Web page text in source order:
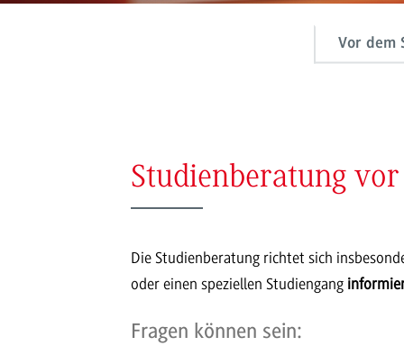
Vor dem
Studienberatung
Die Studienberatung richtet sich
oder einen speziellen Studiengang
Fragen können sein: